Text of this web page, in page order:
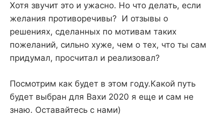
Хотя звучит это и ужасно. Но что делать, если
желания противоречивы? И отзывы о
решениях, сделанных по мотивам таких
пожеланий, сильно хуже, чем о тех, что ты сам
придумал, просчитал и реализовал?
Посмотрим как будет в этом году.Какой путь
будет выбран для Вахи 2020 я еще и сам не
знаю. Оставайтесь с нами)